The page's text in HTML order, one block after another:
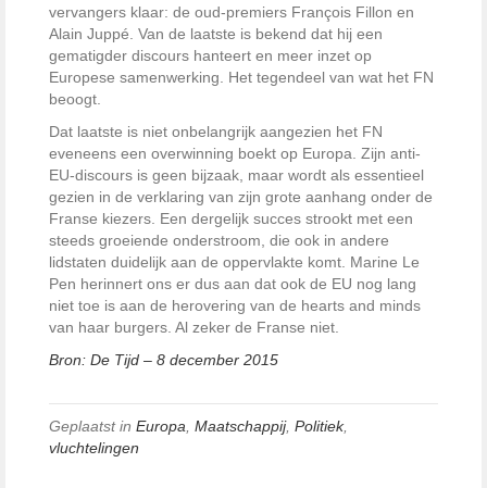
vervangers klaar: de oud-premiers François Fillon en
Alain Juppé. Van de laatste is bekend dat hij een
gematigder discours hanteert en meer inzet op
Europese samenwerking. Het tegendeel van wat het FN
beoogt.
Dat laatste is niet onbelangrijk aangezien het FN
eveneens een overwinning boekt op Europa. Zijn anti-
EU-discours is geen bijzaak, maar wordt als essentieel
gezien in de verklaring van zijn grote aanhang onder de
Franse kiezers. Een dergelijk succes strookt met een
steeds groeiende onderstroom, die ook in andere
lidstaten duidelijk aan de oppervlakte komt. Marine Le
Pen herinnert ons er dus aan dat ook de EU nog lang
niet toe is aan de herovering van de hearts and minds
van haar burgers. Al zeker de Franse niet.
Bron: De Tijd – 8 december 2015
Geplaatst in Europa Maatschappij, Politiek,
vluchtelingen